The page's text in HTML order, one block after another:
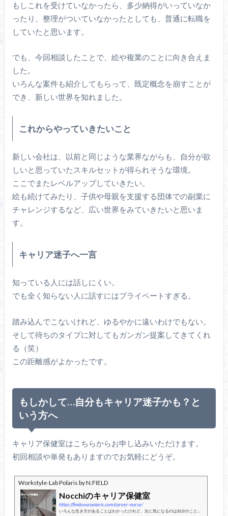
もしこれを受けていなかったら、多少納得がいっていなか
ったり、整理がついていなかったとしても、普通に転職を
していたと思います。
でも、今回相談したことで、絵や複業のことに向き合えま
した。
いろんな案件も紹介してもらって、既定概念を崩すことが
でき、新しい世界を知れました。
これからやっていきたいこと
新しい会社は、以前と同じような業界ながらも、自分が欲
しいと思っていたスキルセットが得られそうな環境。
ここでまたレベルアップしていきたい。
絵も続けてみたり、子供や母親を支援する団体での副業に
チャレンジするなど、広い世界をみていきたいと思いま
す。
キャリア迷子へ一言
知っている人には話しにくい。
でも全く知らない人に話すにはプライベートすぎる。
踏み込んでこないけれど、ゆるやかに遠いわけでもない。
そして待ちのタイプに対してもガンガン提案してきてくれ
る（笑）
この距離感がよかったです。
もしかして…自分もキャリア迷子かも？と
いう方へ
キャリア保健室はこちらからお申し込みいただけます。
初回相談や単発もありますのでお気軽にどうぞ。
Workstyle-Lab Polaris by N.FIELD
Nocchiのキャリア保健室
https://findyourpolaris.com/career-nurse/
いろんな生き方があることはわかったけれど、次に気になるのは自分のこと…